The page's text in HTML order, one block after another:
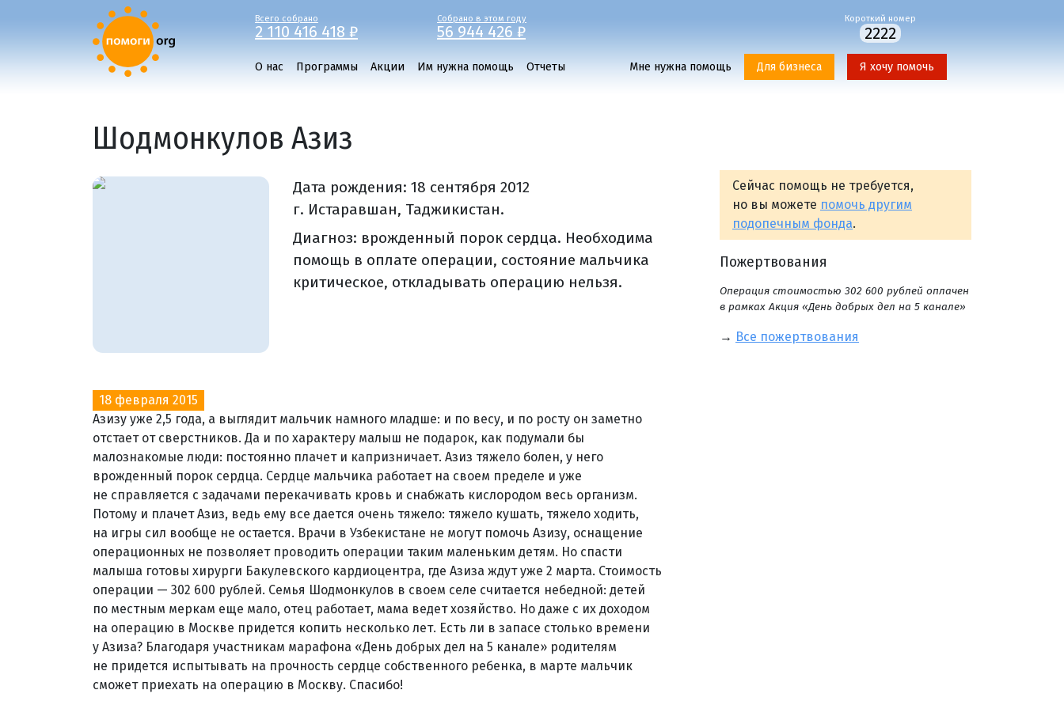
Всего собрано
2 110 416 418 ₽
Собрано в этом году
56 944 426 ₽
Короткий номер
2222
О нас Программы Акции Им нужна помощь Отчеты Мне нужна помощь Для бизнеса Я хочу помочь
Шодмонкулов Азиз
Дата рождения:18 сентября 2012
г. Истаравшан, Таджикистан.
Диагноз: врожденный порок сердца. Необходима
помощь в оплате операции, состояние мальчика
критическое, откладывать операцию нельзя.
18 февраля 2015
Азизу уже 2,5 года, а выглядит мальчик намного младше: и по весу, и по росту он заметно
отстает от сверстников. Да и по характеру малыш не подарок, как подумали бы
малознакомые люди: постоянно плачет и капризничает. Азиз тяжело болен, у него
врожденный порок сердца. Сердце мальчика работает на своем пределе и уже
не справляется с задачами перекачивать кровь и снабжать кислородом весь организм.
Потому и плачет Азиз, ведь ему все дается очень тяжело: тяжело кушать, тяжело ходить,
на игры сил вообще не остается. Врачи в Узбекистане не могут помочь Азизу, оснащение
операционных не позволяет проводить операции таким маленьким детям. Но спасти
малыша готовы хирурги Бакулевского кардиоцентра, где Азиза ждут уже 2 марта. Стоимость
операции — 302 600 рублей. Семья Шодмонкулов в своем селе считается небедной: детей
по местным меркам еще мало, отец работает, мама ведет хозяйство. Но даже с их доходом
на операцию в Москве придется копить несколько лет. Есть ли в запасе столько времени
у Азиза? Благодаря участникам марафона «День добрых дел на 5 канале» родителям
не придется испытывать на прочность сердце собственного ребенка, в марте мальчик
сможет приехать на операцию в Москву. Спасибо!
Сейчас помощь не требуется,
но вы можете помочь другим
подопечным фонда.
Пожертвования
Операция стоимостью 302 600 рублей оплачен
в рамках Акция «День добрых дел на 5 канале»
→ Все пожертвования